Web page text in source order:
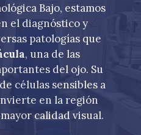
Bajo, estamos
el diagnóstico y
patologías que
, una de las
del ojo. Su
células sensibles a
en la región
calidad visual.